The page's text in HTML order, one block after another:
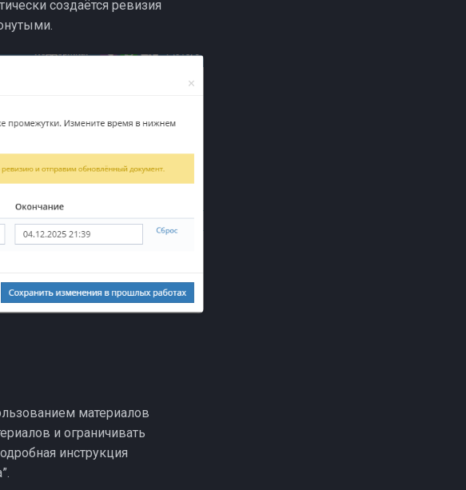
создаётся ревизия
материалов
и ограничивать
инструкция